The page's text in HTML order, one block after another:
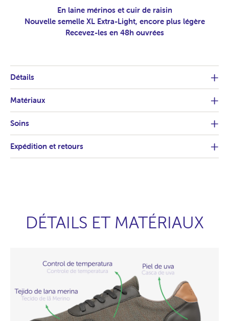
En laine mérinos et cuir de raisin
Nouvelle semelle XL Extra-Light, encore plus légère
Recevez-les en 48h ouvrées
Détails
Matériaux
Soins
Expédition et retours
DÉTAILS ET MATÉRIAUX